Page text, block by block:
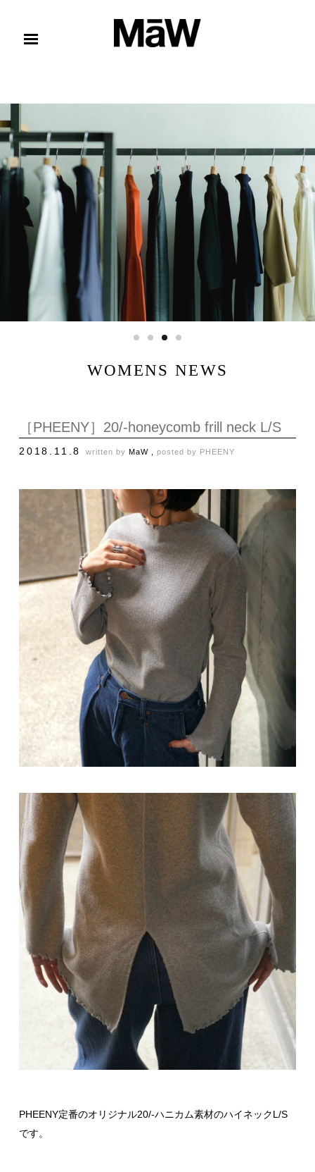
WOMENS NEWS
［PHEENY］20/-honeycomb frill neck L/S
2018.11.8 written by MaW , posted by PHEENY
PHEENY定番のオリジナル20/-ハニカム素材のハイネックL/S
です。